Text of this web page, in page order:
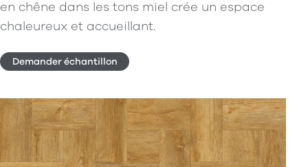
en chêne dans les tons miel crée un espace
chaleureux et accueillant.
Demander échantillon